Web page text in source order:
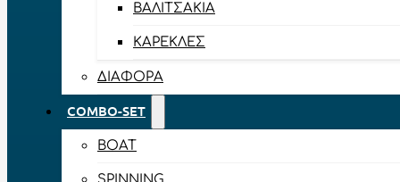
ΒΑΛΙΤΣΆΚΙΑ
ΚΑΡΈΚΛΕΣ
ΔΙΆΦΟΡΑ
COMBO-SET
BOAT